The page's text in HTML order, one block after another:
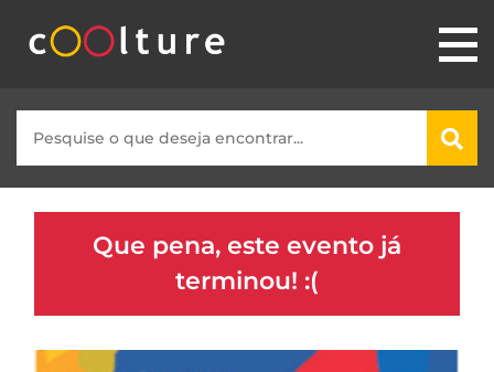
Que pena, este evento já
terminou! :(